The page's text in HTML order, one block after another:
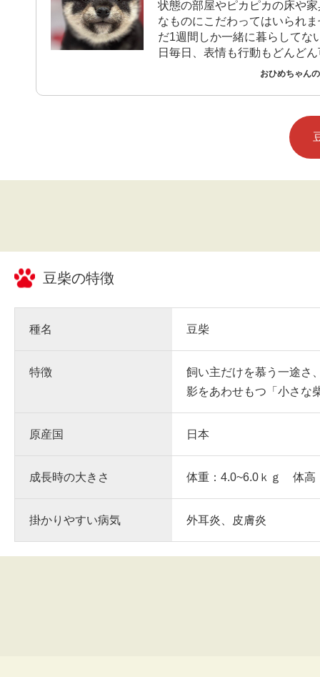
状態の部屋やピカピカの床や
なものにこだわってはいられま
だ1週間しか一緒に暮らしてな
日毎日、表情も行動もどんど
ります。まだ幼いというのも
食べてよく寝て、めちゃくち
ても寂しがって飽きることが
おひめちゃん
豆柴の特徴
種名 豆柴
特徴
飼い主だけを慕う一途さ
影をあわせもつ「小さな
原産国 日本
成長時の大きさ 体重：4.0~6.0ｋｇ 体高
掛かりやすい病気 外耳炎、皮膚炎